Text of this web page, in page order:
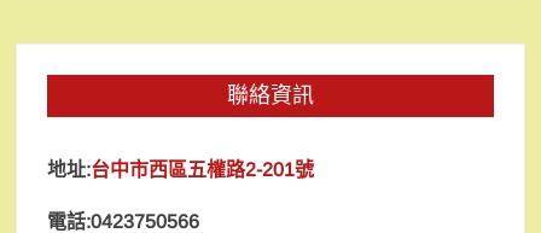
聯絡資訊
地址:台中市西區五權路2-201號
電話:0423750566